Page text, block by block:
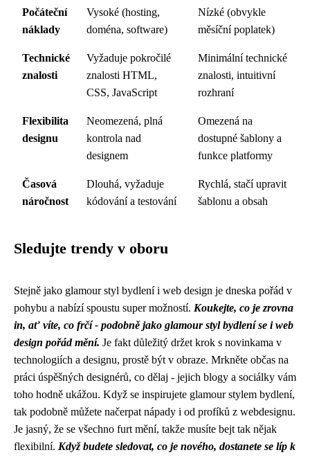
Počáteční
náklady
Vysoké (hosting,
doména, software)
Nízké (obvykle
měsíční poplatek)
Technické
znalosti
Vyžaduje pokročilé
znalosti HTML,
CSS, JavaScript
Minimální technické
znalosti, intuitivní
rozhraní
Flexibilita
designu
Neomezená, plná
kontrola nad
designem
Omezená na
dostupné šablony a
funkce platformy
Časová
náročnost
Dlouhá, vyžaduje
kódování a testování
Rychlá, stačí upravit
šablonu a obsah
Sledujte trendy v oboru
Stejně jako glamour styl bydleníi web design je dneska pořád v
pohybu a nabízí spoustu super možností. Koukejte, co je zrovna
in, ať víte, co frčí - podobně jako glamour styl bydlení se i web
design pořád mění. Je fakt důležitý držet krok s novinkama v
technologiích a designu, prostě být v obraze. Mrkněte občas na
práci úspěšných designérů, co dělaj - jejich blogy a sociálky vám
toho hodně ukážou. Když se inspirujete glamour stylem bydlení,
tak podobně můžete načerpat nápady i od profíků z webdesignu.
Je jasný, že se všechno furt mění, takže musíte bejt tak nějak
flexibilní. Když budete sledovat, co je nového, dostanete se líp k